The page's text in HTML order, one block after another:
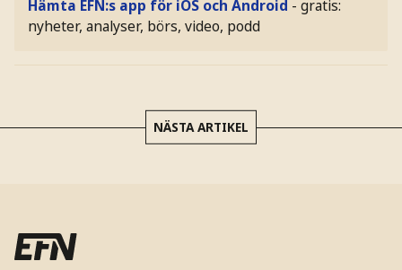
Hämta EFN:s app för iOS och Android - gratis:
nyheter, analyser, börs, video, podd
NÄSTA ARTIKEL